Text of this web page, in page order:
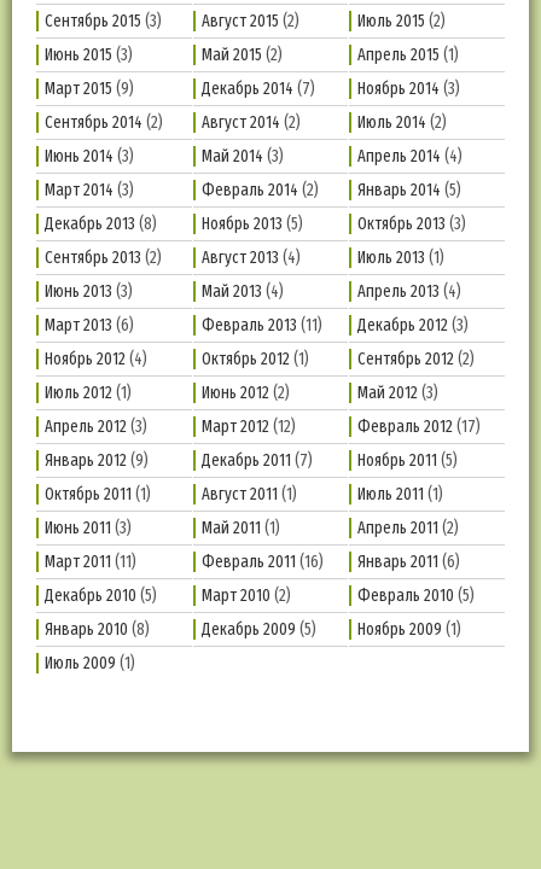
Сентябрь 2015 (3) Август 2015 (2) Июль 2015 (2)
Июнь 2015 (3) Май 2015 (2) Апрель 2015 (1)
Март 2015 (9) Декабрь 2014 (7) Ноябрь 2014 (3)
Сентябрь 2014 (2) Август 2014 (2) Июль 2014 (2)
Июнь 2014 (3) Май 2014 (3) Апрель 2014 (4)
Март 2014 (3) Февраль 2014 (2) Январь 2014 (5)
Декабрь 2013 (8) Ноябрь 2013 (5) Октябрь 2013 (3)
Сентябрь 2013 (2) Август 2013 (4) Июль 2013 (1)
Июнь 2013 (3) Май 2013 (4) Апрель 2013 (4)
Март 2013 (6) Февраль 2013 (11) Декабрь 2012(3)
Ноябрь 2012(4) Октябрь 2012(1) Сентябрь 2012(2)
Июль 2012(1) Июнь 2012(2) Май 2012(3)
Апрель 2012(3) Март 2012(12) Февраль 2012(17)
Январь 2012(9) Декабрь 2011 (7) Ноябрь 2011 (5)
Октябрь 2011 (1) Август 2011 (1) Июль 2011 (1)
Июнь 2011 (3) Май 2011 (1) Апрель 2011 (2)
Март 2011 (11) Февраль 2011 (16) Январь 2011 (6)
Декабрь 2010 (5) Март 2010 (2) Февраль 2010 (5)
Январь 2010 (8) Декабрь 2009 (5) Ноябрь 2009 (1)
Июль 2009 (1)